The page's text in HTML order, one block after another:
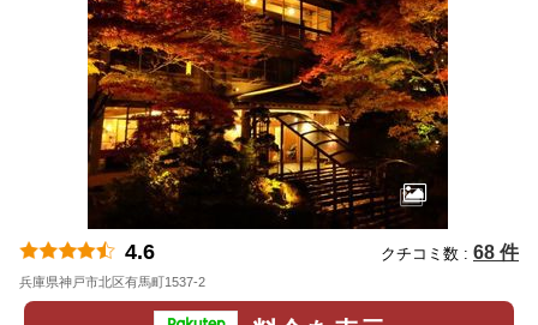
4.6 クチコミ数 : 68 件
兵庫県神戸市北区有馬町1537-2